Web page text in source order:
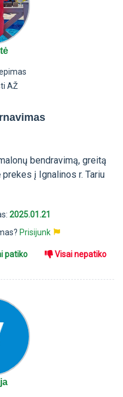
AŽ
bendravimą, greitą
į Ignalinos r. Tariu
2025.01.21
Prisijunk
patiko Visai nepatiko